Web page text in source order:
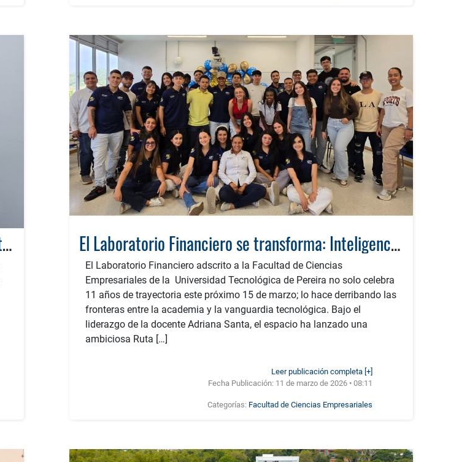
El PAI: El puente humano que transforma el bienestar en la Facultad de Ciencias Empresariales El Laboratorio Financiero se transforma: Inteligencia Artificial y Estrategia en la UTP
El Laboratorio Financiero adscrito a la Facultad de Ciencias
Empresariales de la Universidad Tecnológica de Pereira no solo celebra
11 años de trayectoria este próximo 15 de marzo; lo hace derribando las
fronteras entre la academia y la vanguardia tecnológica. Bajo el
liderazgo de la docente Adriana Santa, el espacio ha lanzado una
ambiciosa Ruta […]
Leer publicación completa [+]
Fecha Publicación: 11 de marzo de 2026 • 08:11
Categorías: Facultad de Ciencias Empresariales